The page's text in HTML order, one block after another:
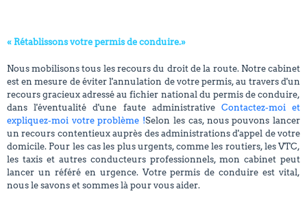
« Rétablissons votre permis de conduire.»
Nous mobilisons tous les recours du droit de la route. Notre cabinet
est en mesure de éviter l'annulation de votre permis, au travers d'un
recours gracieux adressé au fichier national du permis de conduire,
dans l'éventualité d'une faute administrative Contactez-moi et
expliquez-moi votre problème !Selon les cas, nous pouvons lancer
un recours contentieux auprès des administrations d'appel de votre
domicile. Pour les cas les plus urgents, comme les routiers, les VTC,
les taxis et autres conducteurs professionnels, mon cabinet peut
lancer un référé en urgence. Votre permis de conduire est vital,
nous le savons et sommes là pour vous aider.